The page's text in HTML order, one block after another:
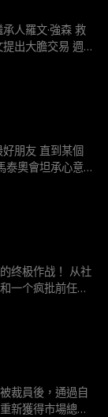
人羅文·強森 救
出大膽交易 週
考驗 狠毒的前
隨著珍與羅文
加 最初謊言逐
珍極力隱藏的
朋友 直到某個
泰奧會坦承心意
终极作战！ 从社
一个疯批前任！
的疯狂报复 "既
顶校花宝座！"
裁員後，通過自
新獲得市場總監